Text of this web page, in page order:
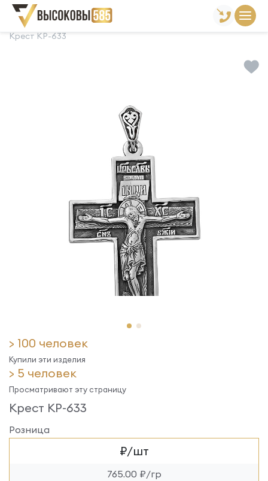
Главная Склад готовой продукции
Крест КР-633
> 100 человек
Купили эти изделия
> 5 человек
Просматривают эту страницу
Крест КР-633
Розница
₽/шт
765.00 ₽/гр